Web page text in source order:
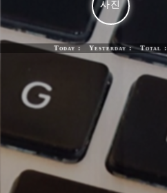
Today : Yesterday : Total :